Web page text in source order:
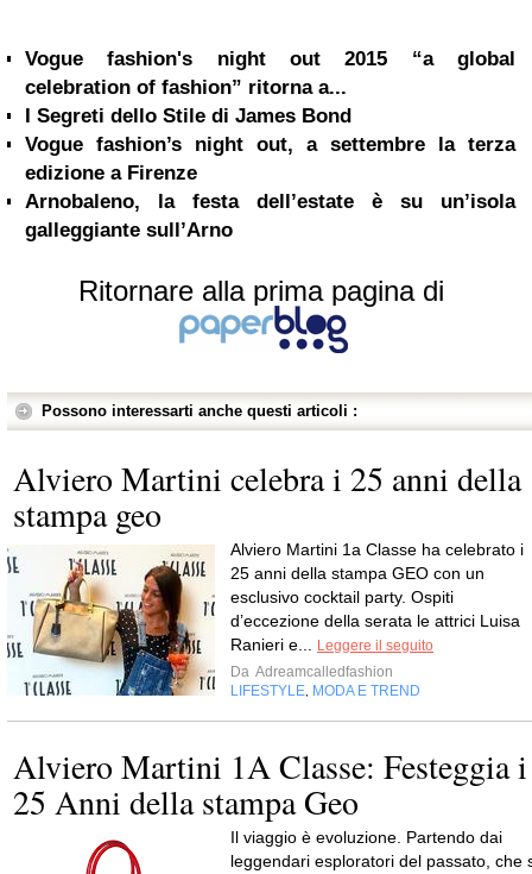
Vogue fashion's night out 2015 “a global
celebration of fashion” ritorna a...
I Segreti dello Stile di James Bond
Vogue fashion’s night out, a settembre la terza
edizione a Firenze
Arnobaleno, la festa dell’estate è su un’isola
galleggiante sull’Arno
Ritornare alla prima pagina di
Possono interessarti anche questi articoli :
Alviero Martini celebra i 25 anni della
stampa geo
Alviero Martini 1a Classe ha celebrato i
25 anni della stampa GEO con un
esclusivo cocktail party. Ospiti
d’eccezione della serata le attrici Luisa
Ranieri e...
Leggere il seguito
Da Adreamcalledfashion
LIFESTYLE MODA E TREND
Alviero Martini 1A Classe: Festeggia i
25 Anni della stampa Geo
Il viaggio è evoluzione. Partendo dai
leggendari esploratori del passato, che